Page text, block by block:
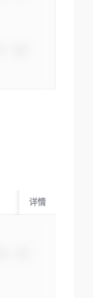
起运国/地区
详情